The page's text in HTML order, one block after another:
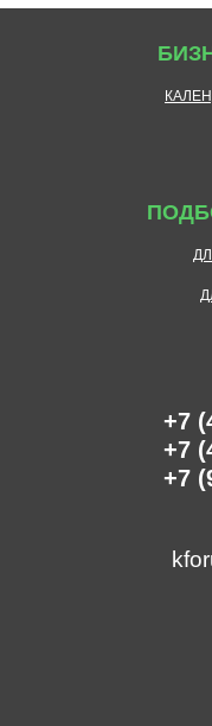
+7
+7
+7